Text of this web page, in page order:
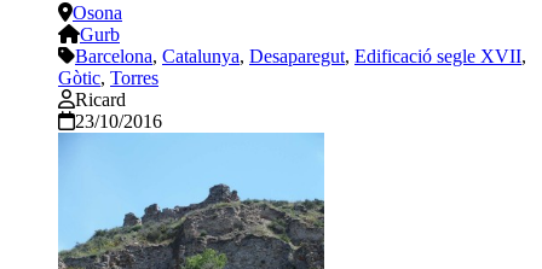
Osona
Gurb
Barcelona, Catalunya, Desaparegut, Edificació segle XVII,
Gòtic, Torres
Ricard
23/10/2016